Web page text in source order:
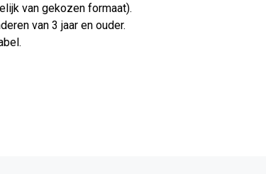
van gekozen formaat).
van 3 jaar en ouder.